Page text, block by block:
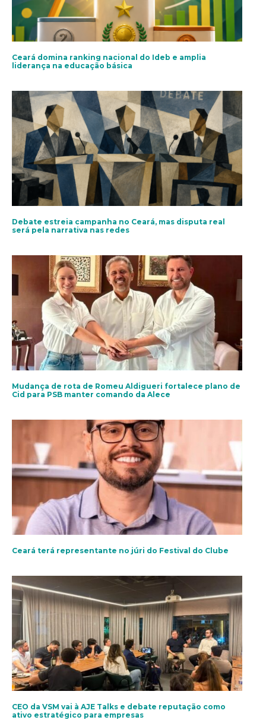
Ceará domina ranking nacional do Ideb e amplia
liderança na educação básica
Debate estreia campanha no Ceará, mas disputa real
será pela narrativa nas redes
Mudança de rota de Romeu Aldigueri fortalece plano de
Cid para PSB manter comando da Alece
Ceará terá representante no júri do Festival do Clube
CEO da VSM vai à AJE Talks e debate reputação como
ativo estratégico para empresas